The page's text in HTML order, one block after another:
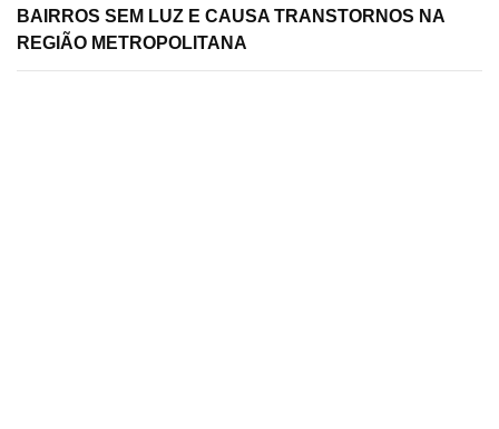
BAIRROS SEM LUZ E CAUSA TRANSTORNOS NA
REGIÃO METROPOLITANA